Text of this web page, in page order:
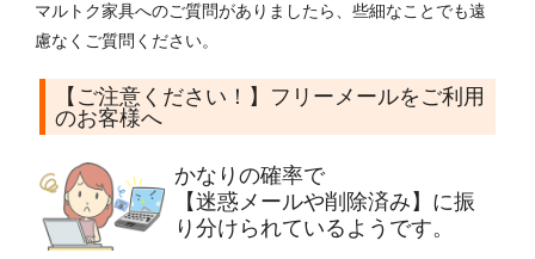
マルトク家具へのご質問がありましたら、些細なことでも遠
慮なくご質問ください。
【ご注意ください！】フリーメールをご利用
のお客様へ
かなりの確率で
【迷惑メールや削除済み】に振
り分けられているようです。